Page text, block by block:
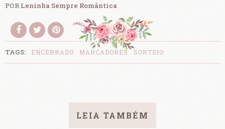
POR Leninha Sempre Romântica
TAGS: ENCERRADO MARCADORES SORTEIO
LEIA TAMBÉM